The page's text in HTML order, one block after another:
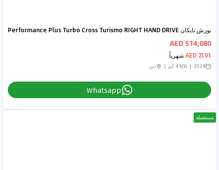
بورش تايكان Performance Plus Turbo Cross Turismo RIGHT HAND DRIVE
514,080 AED
7,191 AED شهرياً
2024 49 كم دبي
Whatsapp
مستعملة